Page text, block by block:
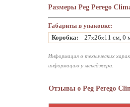
Размеры Peg Perego
Габариты в упаковке:
Коробка:
27x26x11 см, 0
Информация о технических
информацию у менеджера.
Отзывы о Peg Perego